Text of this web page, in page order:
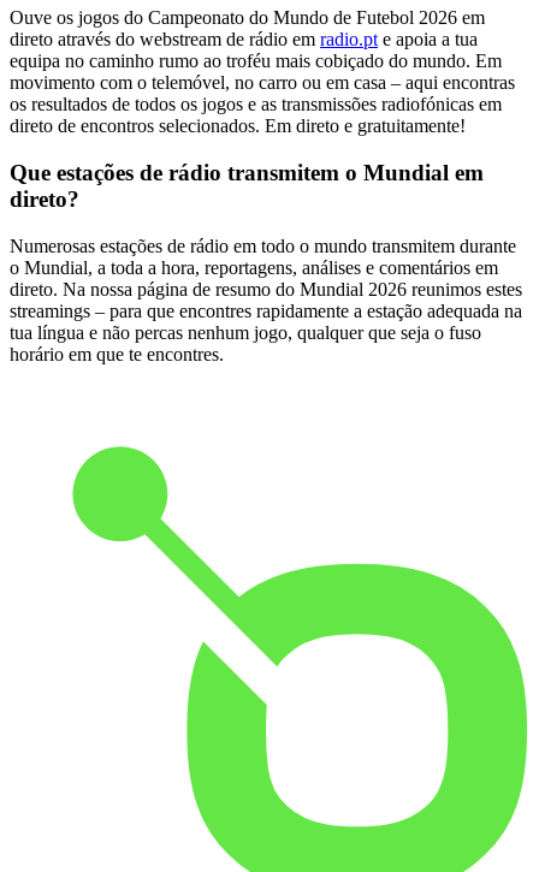
Ouve os jogos do Campeonato do Mundo de Futebol 2026 em
direto através do webstream de rádio em radio.pte apoia a tua
equipa no caminho rumo ao troféu mais cobiçado do mundo. Em
movimento com o telemóvel, no carro ou em casa – aqui encontras
os resultados de todos os jogos e as transmissões radiofónicas em
direto de encontros selecionados. Em direto e gratuitamente!
Que estações de rádio transmitem o Mundial em
direto?
Numerosas estações de rádio em todo o mundo transmitem durante
o Mundial, a toda a hora, reportagens, análises e comentários em
direto. Na nossa página de resumo do Mundial 2026 reunimos estes
streamings – para que encontres rapidamente a estação adequada na
tua língua e não percas nenhum jogo, qualquer que seja o fuso
horário em que te encontres.